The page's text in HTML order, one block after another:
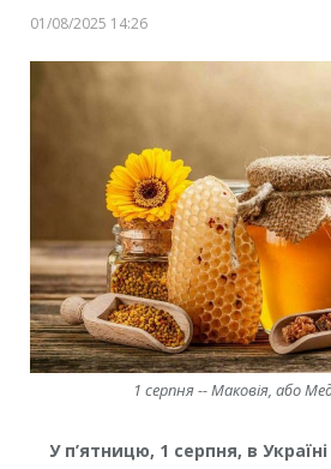
01/08/2025 14:26
1 серпня -- Маковія, або
У п’ятницю, 1 серпня, в